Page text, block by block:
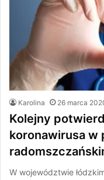
Karolina 26 marca
Kolejny
koronawirusa w
W województwie